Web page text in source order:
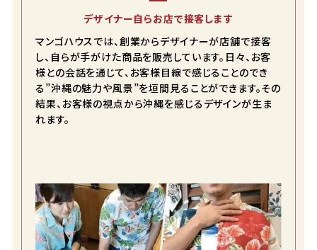
在庫切れ 店舗取り寄せ申請
LL
在庫切れ 店舗取り寄せ申請
ネイビー
S
在庫切れ 店舗取り寄せ申請
デザイナー自らお店で接客します
マンゴハウスでは、創業からデザイナーが店舗で接客
し、自らが手がけた商品を販売しています。日々、お客
様との会話を通じて、お客様目線で感じることのでき
る”沖縄の魅力や風景”を垣間見ることができます。その
結果、お客様の視点から沖縄を感じるデザインが生ま
れます。